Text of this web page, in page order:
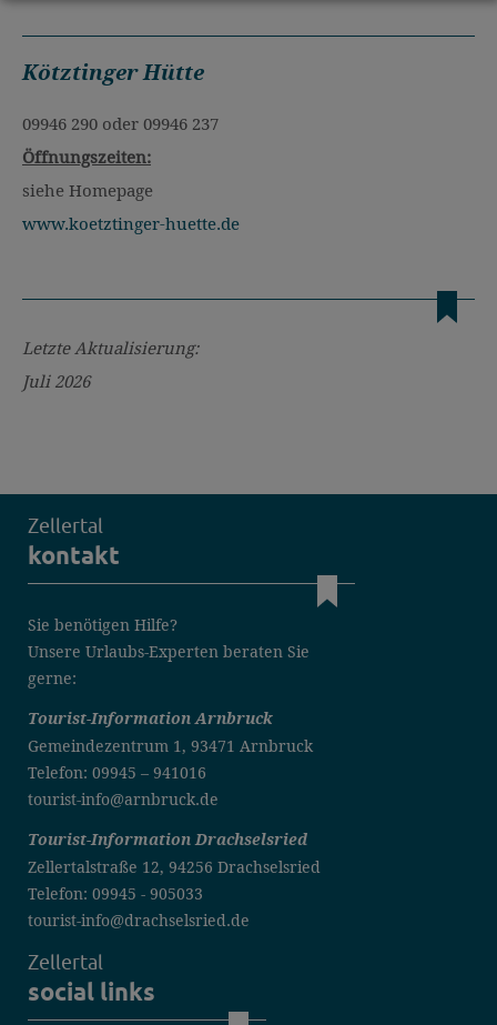
Kötztinger Hütte
09946 290 oder 09946 237
Öffnungszeiten:
siehe Homepage
www.koetztinger-huette.de
Letzte Aktualisierung:
Juli 2026
Zellertal
kontakt
Sie benötigen Hilfe?
Unsere Urlaubs-Experten beraten Sie
gerne:
Tourist-Information Arnbruck
Gemeindezentrum 1, 93471 Arnbruck
Telefon: 09945 – 941016
tourist-info@arnbruck.de
Tourist-Information Drachselsried
Zellertalstraße 12, 94256 Drachselsried
Telefon: 09945 - 905033
tourist-info@drachselsried.de
Zellertal
social links